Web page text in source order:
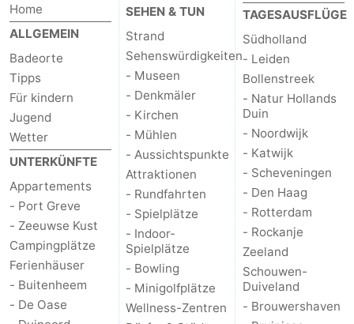
Bruinisse
-
Zierikzee
-
Natur
Oosterschelde
-
Burgh
Haamstede
Natur
Kop
van
Schouwen
Walcheren
Veere
Natur
Oranjezon
-
Oostkapelle
-
Home
ALLGEMEIN
Badeorte
Tipps
Für kindern
Jugend
Wetter
UNTERKÜNFTE
Appartements
- Port Greve
- Zeeuwse Kust
Campingplätze
Ferienhäuser
- Buitenheem
- De Oase
SEHEN & TUN
Strand
Sehenswürdigkeiten
- Museen
- Denkmäler
- Kirchen
- Mühlen
- Aussichtspunkte
Attraktionen
- Rundfahrten
- Spielplätze
- Indoor-
Spielplätze
- Bowling
- Minigolfplätze
Wellness-Zentren
TAGESAUSFLÜGE
Südholland
- Leiden
Bollenstreek
- Natur Hollands
Duin
- Noordwijk
- Katwijk
- Scheveningen
- Den Haag
- Rotterdam
- Rockanje
Zeeland
Schouwen-
Duiveland
- Brouwershaven